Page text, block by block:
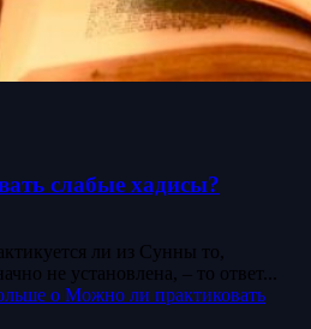
слабые хадисы?
ли из Сунны то,
не установлена, – то ответ...
о Можно ли практиковать